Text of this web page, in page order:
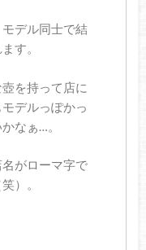
デル同士で結
す。
を持って店に
デルっぽかっ
なぁ…。
がローマ字で
）。